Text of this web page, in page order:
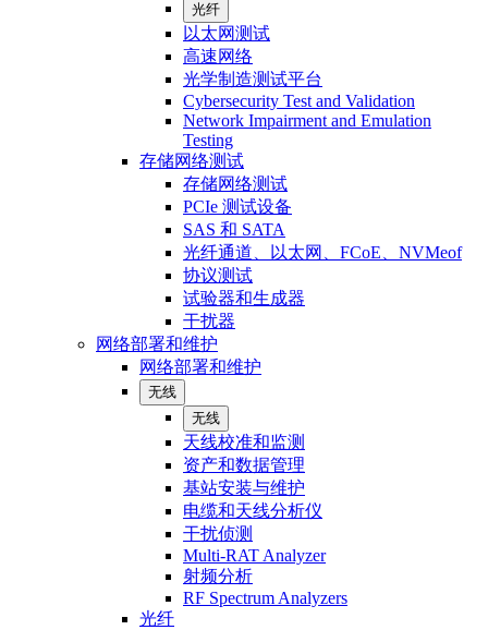
光纤
以太网测试
高速网络
光学制造测试平台
Cybersecurity Test and Validation
Network Impairment and Emulation
Testing
存储网络测试
存储网络测试
PCIe 测试设备
SAS 和 SATA
光纤通道、以太网、FCoE、NVMeof
协议测试
试验器和生成器
干扰器
网络部署和维护
网络部署和维护
无线
无线
天线校准和监测
资产和数据管理
基站安装与维护
电缆和天线分析仪
干扰侦测
Multi-RAT Analyzer
射频分析
RF Spectrum Analyzers
光纤